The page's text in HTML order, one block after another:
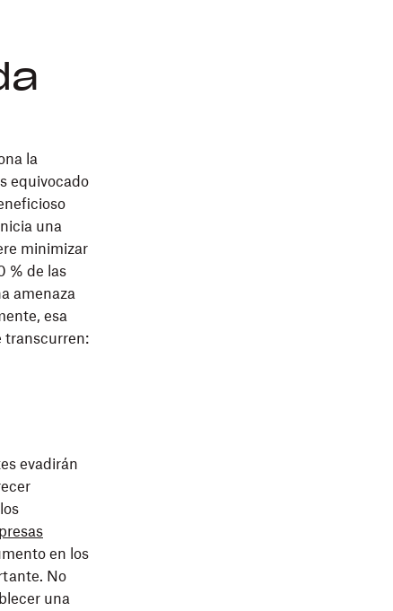
la
equivocado
una
minimizar
% de las
amenaza
esa
transcurren:
evadirán
en los
No
una